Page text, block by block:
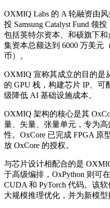
OXMIQ Labs 的 A 轮融资由
投 Samsung Catalyst Fund 领
包括英特尔资本、和硕旗下
集资本总额达到 6000 万美元
币）。
OXMIQ 宣称其成立的目的是
的 GPU 栈，构建芯片 IP、
级降低 AI 基础设施成本。
OXMIQ 架构的核心是其
量、矢量、张量单元，专为
性。OxCore 已完成 FPGA
放 OxCore 的授权。
与芯片设计相配合的是
于高级编排，OxPython 则可
CUDA 和 PyTorch 代码。该
大规模推理优化，并为新模型